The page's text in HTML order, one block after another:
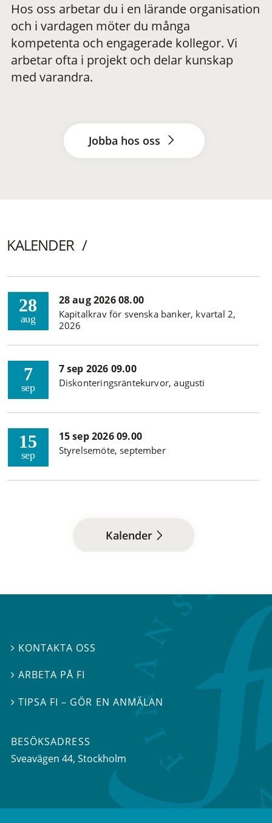
Hos oss arbetar du i en lärande organisation
och i vardagen möter du många
kompetenta och engagerade kollegor. Vi
arbetar ofta i projekt och delar kunskap
med varandra.
Jobba hos oss
KALENDER
28
aug
28 aug 2026 08.00
Kapitalkrav för svenska banker, kvartal 2,
2026
7
sep
7 sep 2026 09.00
Diskonteringsräntekurvor, augusti
15
sep
15 sep 2026 09.00
Styrelsemöte, september
Kalender
 KONTAKTA OSS
ARBETA PÅ FI
TIPSA FI – GÖR EN ANMÄLAN
BESÖKSADRESS
Sveavägen 44, Stockholm